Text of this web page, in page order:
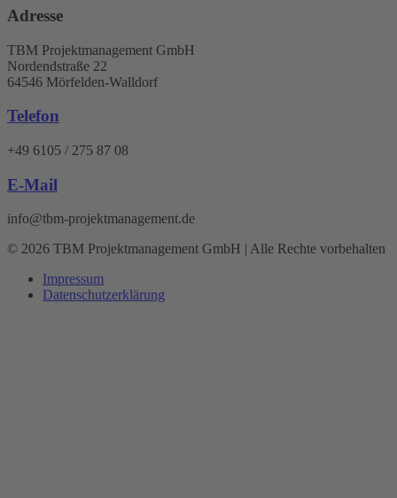
Adresse
TBM Projektmanagement GmbH
Nordendstraße 22
64546 Mörfelden-Walldorf
Telefon
+49 6105 / 275 87 08
E-Mail
info@tbm-projektmanagement.de
© 2026 TBM Projektmanagement GmbH | Alle Rechte vorbehalten
Impressum
Datenschutz­erklärung